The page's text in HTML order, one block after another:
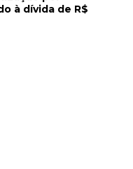
à dívida de R$